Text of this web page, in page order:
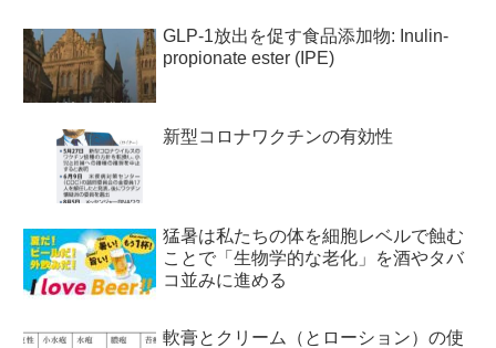
GLP-1放出を促す食品添加物: Inulin-
propionate ester (IPE)
新型コロナワクチンの有効性
猛暑は私たちの体を細胞レベルで蝕む
ことで「生物学的な老化」を酒やタバ
コ並みに進める
軟膏とクリーム（とローション）の使